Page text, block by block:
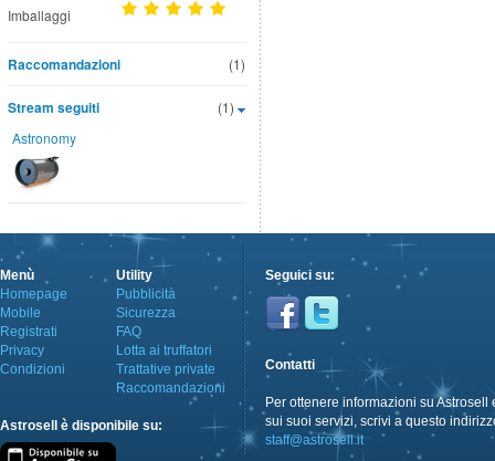
Imballaggi
(1)
Raccomandazioni
(1)
Stream seguiti
Astronomy
Menù
Homepage
Mobile
Registrati
Privacy
Condizioni
Utility
Pubblicità
Sicurezza
FAQ
Lotta ai truffatori
Trattative private
Raccomandazioni
Astrosell è disponibile su:
Seguici su:
Contatti
Per ottenere informazioni su Astrosell
sui suoi servizi, scrivi a questo
staff@astrosell.it